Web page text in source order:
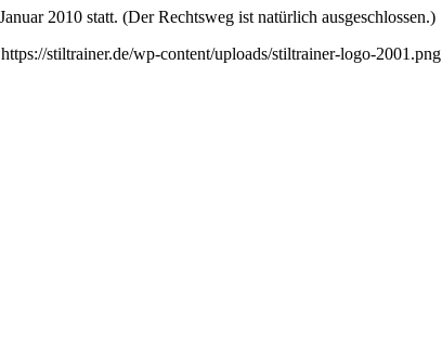
2010 statt. (Der Rechtsweg ist natürlich ausgeschlossen.)
https://stiltrainer.de/wp-content/uploads/stiltrainer-logo-2001.png